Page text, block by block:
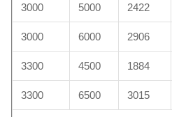
3000 5000 2422
3000 6000 2906
3300 4500 1884
3300 6500 3015